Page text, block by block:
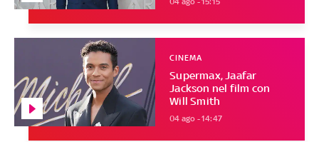
Supermax, Jaafar
Jackson nel film con
Will Smith
CINEMA
04 ago - 14:47